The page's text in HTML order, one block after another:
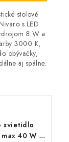
stolové
s LED
8 W a
3000 K,
obývačky,
aj spálne.
svietidlo
40 W –